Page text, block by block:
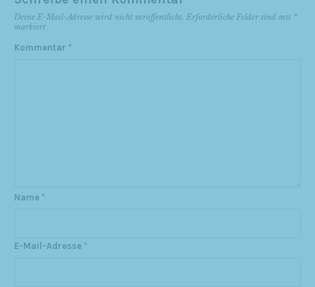
Deine E-Mail-Adresse wird nicht veröffentlicht. Erforderliche Felder sind mit *
markiert
Kommentar *
Name *
E-Mail-Adresse *